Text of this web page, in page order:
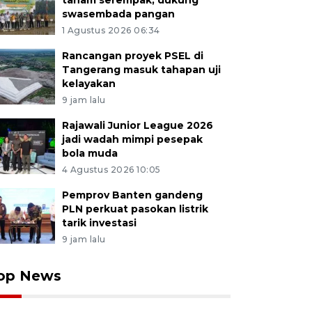
swasembada pangan
1 Agustus 2026 06:34
Rancangan proyek PSEL di
Tangerang masuk tahapan uji
kelayakan
9 jam lalu
Rajawali Junior League 2026
jadi wadah mimpi pesepak
bola muda
4 Agustus 2026 10:05
Pemprov Banten gandeng
PLN perkuat pasokan listrik
tarik investasi
9 jam lalu
News